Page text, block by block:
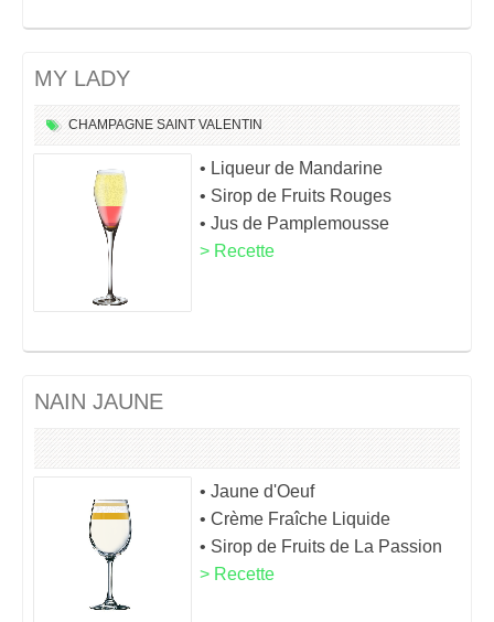
MY LADY
CHAMPAGNE SAINT VALENTIN
• Liqueur de Mandarine
• Sirop de Fruits Rouges
• Jus de Pamplemousse
> Recette
NAIN JAUNE
• Jaune d'Oeuf
• Crème Fraîche Liquide
• Sirop de Fruits de La Passion
> Recette